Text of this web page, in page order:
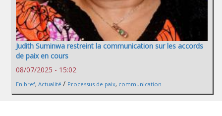
Judith Suminwa restreint la communication sur les accords
de paix en cours
08/07/2025 - 15:02
En bref, Actualité / Processus de paix, communication